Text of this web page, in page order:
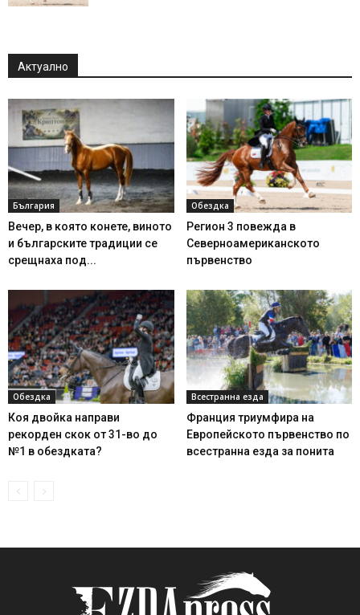
Актуално
България
Вечер, в която конете, виното
и българските традиции се
срещнаха под...
Обездка
Регион 3 повежда в
Северноамериканското
първенство
Обездка
Коя двойка направи
рекорден скок от 31-во до
№1 в обездката?
Всестранна езда
Франция триумфира на
Европейското първенство по
всестранна езда за понита